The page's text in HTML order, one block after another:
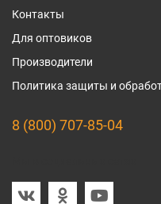
Контакты
Для оптовиков
Производители
Политика защиты и
8 (800) 707-85-04